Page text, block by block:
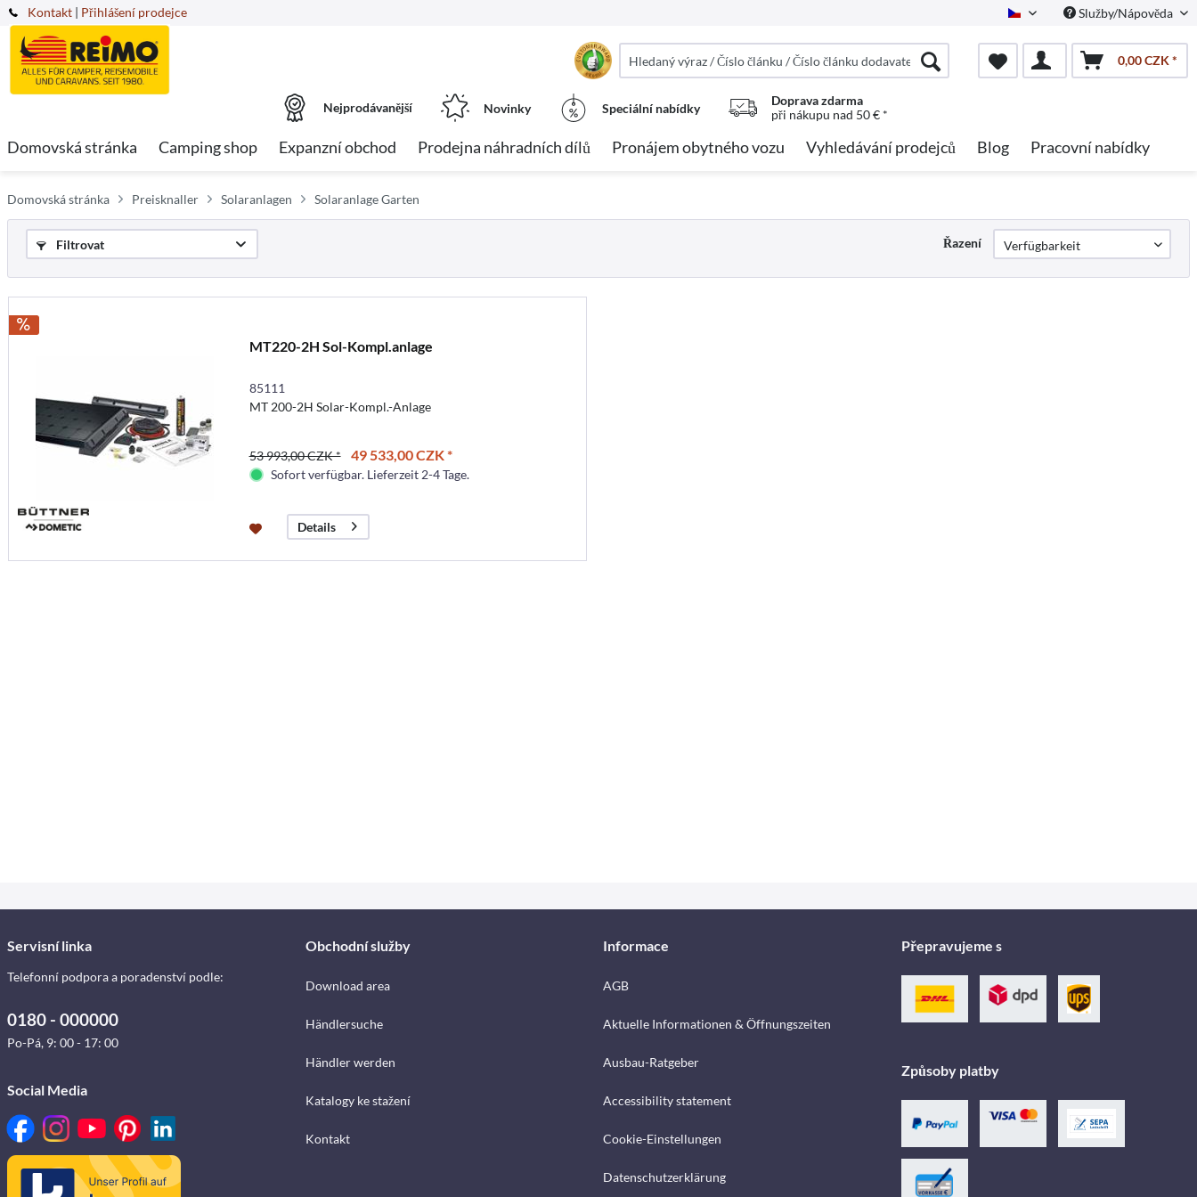
Kontakt Czech Služby/Nápověda
| Přihlášení prodejce
0,00 CZK *
Nejprodávanější Novinky Speciální nabídky
Doprava zdarma
při nákupu nad 50 € *
Domovská stránka Camping shop Expanzní obchod Prodejna náhradních dílů Pronájem obytného vozu Vyhledávání prodejců Blog Pracovní nabídky
Domovská stránka Preisknaller Solaranlagen Solaranlage Garten
Filtrovat Řazení
MT220-2H Sol-Kompl.anlage
85111
MT 200-2H Solar-Kompl.-Anlage
53 993,00 CZK * 49 533,00 CZK *
Sofort verfügbar. Lieferzeit 2-4 Tage.
Details
Servisní linka
Telefonní podpora a poradenství podle:
0180 - 000000
Po-Pá, 9: 00 - 17: 00
Social Media
Obchodní služby
Download area
Händlersuche
Händler werden
Katalogy ke stažení
Kontakt
Informace
AGB
Aktuelle Informationen & Öffnungszeiten
Ausbau-Ratgeber
Accessibility statement
Cookie-Einstellungen
Datenschutzerklärung
Přepravujeme s
Způsoby platby